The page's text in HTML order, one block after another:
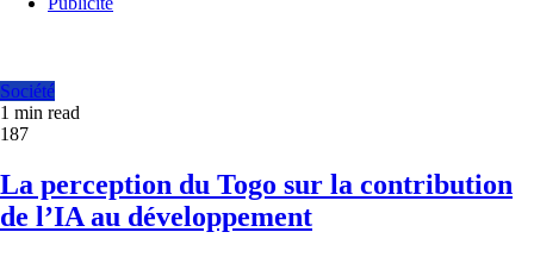
Société
1 min read
187
La perception du Togo sur la contribution
de l’IA au développement